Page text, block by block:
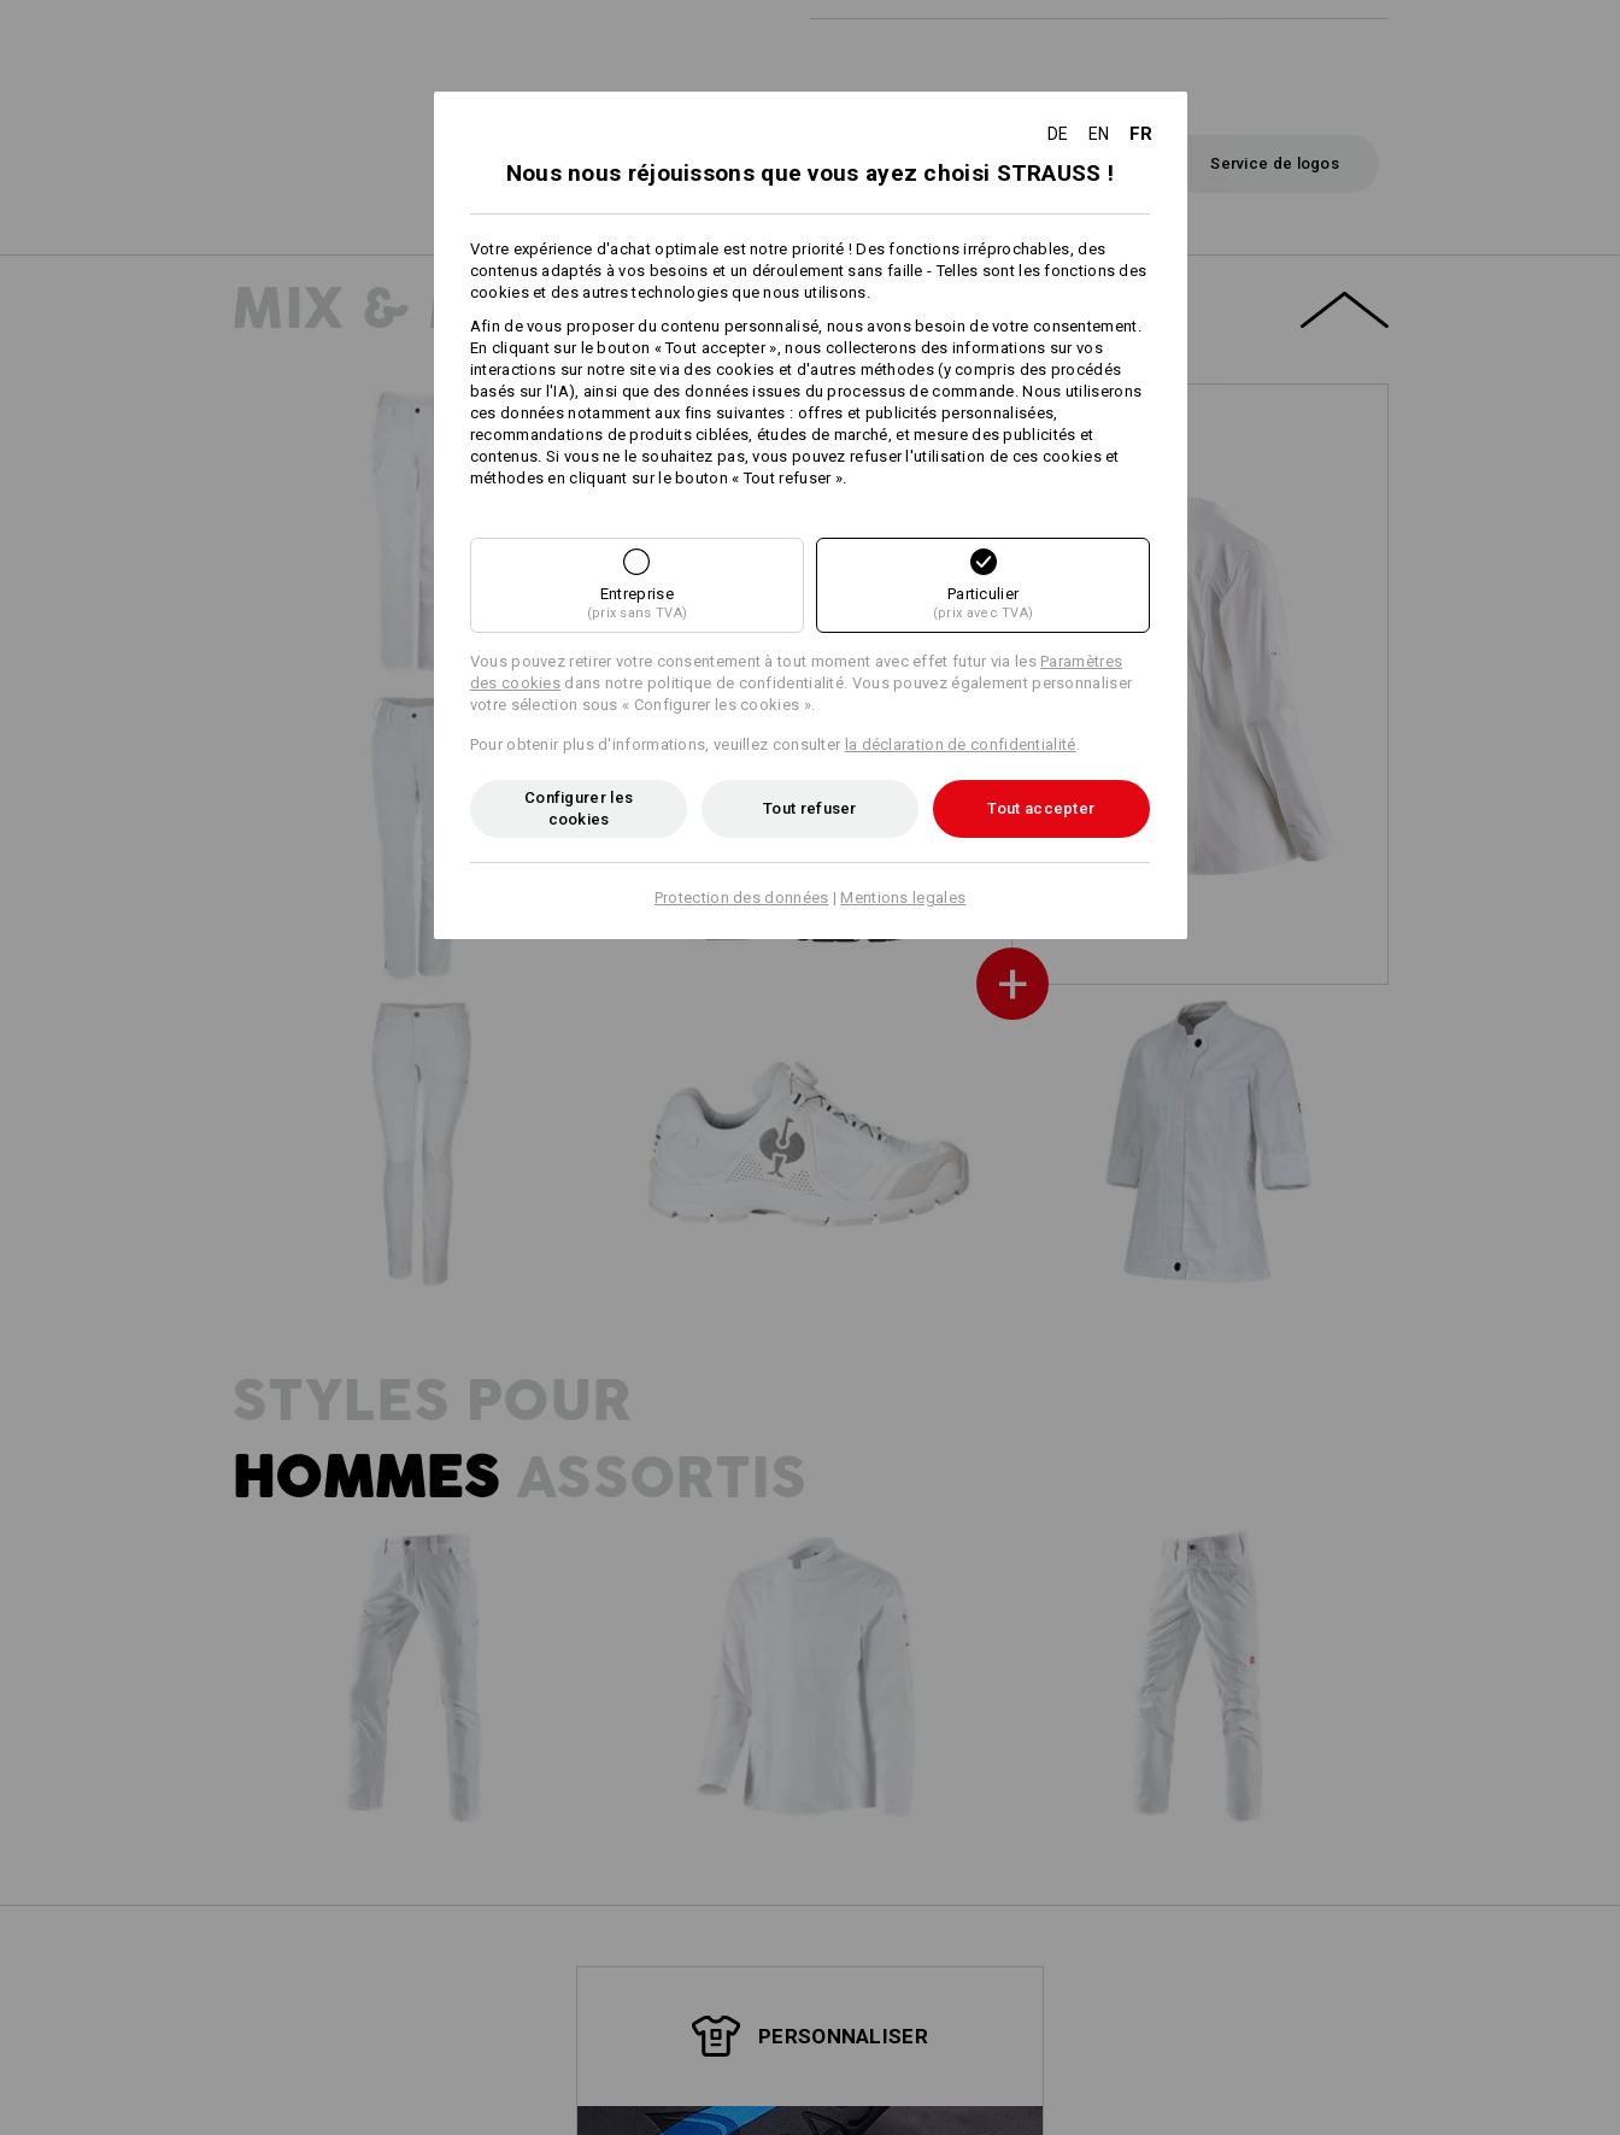
même
Service de logos
MIX & MATCH
e.s. Chemise de cuisinier, femmes
+
Asterope
O2 Chaussures de travail e.s. Minkar II
Veste de travail à manches 3/4
e.s.fusion, femmes
STYLES POUR
HOMMESASSORTIS
e.s. Pantalon de travail Chino,
hommes
e.s. Chemise de cuisinier e.s. Pantalon de travail base, hommes
PERSONNALISER
DE EN FR
Nous nous réjouissons que vous ayez choisi STRAUSS !
Votre expérience d'achat optimale est notre priorité ! Des fonctions irréprochables, des
contenus adaptés à vos besoins et un déroulement sans faille - Telles sont les fonctions des
cookies et des autres technologies que nous utilisons.
Afin de vous proposer du contenu personnalisé, nous avons besoin de votre consentement.
En cliquant sur le bouton « Tout accepter », nous collecterons des informations sur vos
interactions sur notre site via des cookies et d'autres méthodes (y compris des procédés
basés sur l'IA), ainsi que des données issues du processus de commande. Nous utiliserons
ces données notamment aux fins suivantes : offres et publicités personnalisées,
recommandations de produits ciblées, études de marché, et mesure des publicités et
contenus. Si vous ne le souhaitez pas, vous pouvez refuser l'utilisation de ces cookies et
méthodes en cliquant sur le bouton « Tout refuser ».
Entreprise
(prix sans TVA)
Particulier
(prix avec TVA)
Vous pouvez retirer votre consentement à tout moment avec effet futur via les Paramètres
des cookies dans notre politique de confidentialité. Vous pouvez également personnaliser
votre sélection sous « Configurer les cookies ».
Pour obtenir plus d'informations, veuillez consulter la déclaration de confidentialité
Configurer les
cookies
Tout refuser Tout accepter
Protection des données | Mentions legales